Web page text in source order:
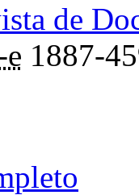
de
1887-